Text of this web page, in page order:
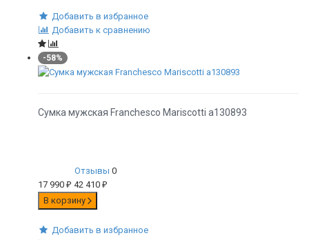
Добавить в избранное
Добавить к сравнению
-58%
Сумка мужская Franchesco Mariscotti а130893
Отзывы 0
17 990 ₽ 42 410 ₽
В корзину
Добавить в избранное